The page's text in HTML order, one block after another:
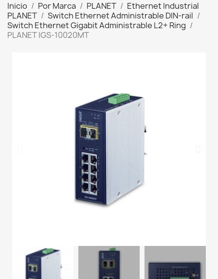
Inicio Por Marca PLANET
Ethernet Industrial
PLANET
Switch Ethernet Administrable DIN-rail
Switch Ethernet Gigabit Administrable L2+ Ring
PLANET IGS-10020MT